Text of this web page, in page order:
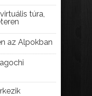
túra,
az Alpokban